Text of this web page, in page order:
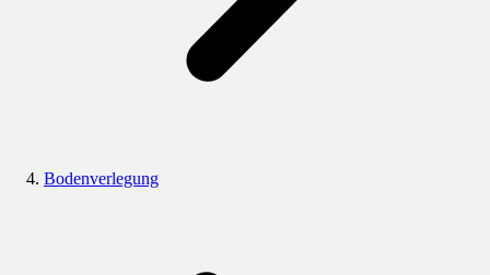
Bodenverlegung